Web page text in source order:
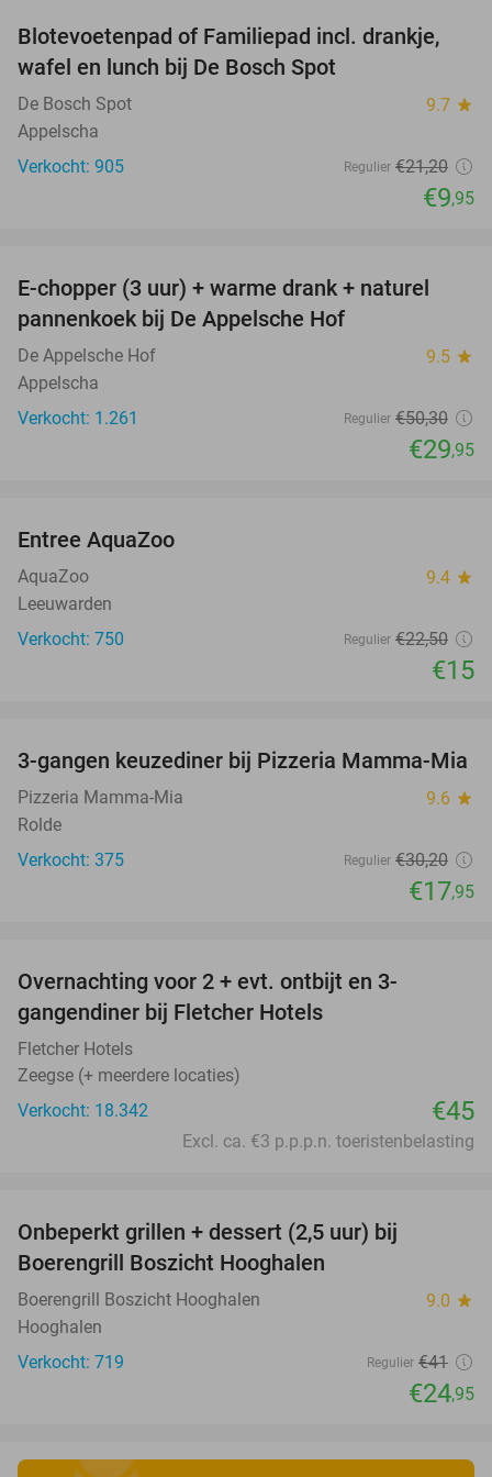
53%
Blotevoetenpad of Familiepad incl. drankje,
wafel en lunch bij De Bosch Spot
De Bosch Spot 9.7 star
Appelscha
Verkocht: 905
Regulier €21,20
€9,95
40%
E-chopper (3 uur) + warme drank + naturel
pannenkoek bij De Appelsche Hof
De Appelsche Hof 9.5 star
Appelscha
Verkocht: 1.261
Regulier €50,30
€29,95
Entree AquaZoo
AquaZoo 9.4 star
Leeuwarden
Verkocht: 750
Regulier €22,50
€15
41%
3-gangen keuzediner bij Pizzeria Mamma-Mia
Pizzeria Mamma-Mia 9.6 star
Rolde
Verkocht: 375
Regulier €30,20
€17,95
Overnachting voor 2 + evt. ontbijt en 3-
gangendiner bij Fletcher Hotels
Fletcher Hotels
Zeegse (+ meerdere locaties)
Verkocht: 18.342
€45
Excl. ca. €3 p.p.p.n. toeristenbelasting
Onbeperkt grillen + dessert (2,5 uur) bij
Boerengrill Boszicht Hooghalen
Boerengrill Boszicht Hooghalen 9.0 star
Hooghalen
Verkocht: 719
Regulier €41
€24,95